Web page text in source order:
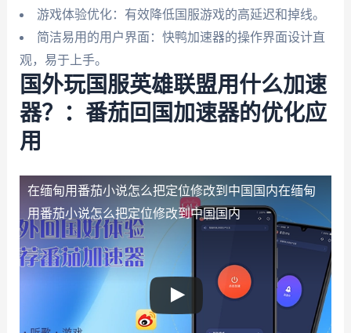
游戏体验优化：有效降低国服游戏的高延迟和掉线。
简洁易用的用户界面：快鸭加速器的操作界面设计直
观，易于上手。
国外玩国服英雄联盟用什么加速
器？：番茄回国加速器的优化应
用
在缅甸用番茄小说怎么把定位修改到中国国内在缅甸
用番茄小说怎么把定位修改到中国国内